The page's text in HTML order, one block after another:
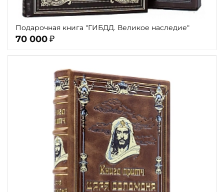
Подарочная книга "ГИБДД. Великое наследие"
70 000 ₽